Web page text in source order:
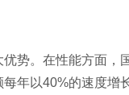
势。在性能方面，
年以40%的速度增